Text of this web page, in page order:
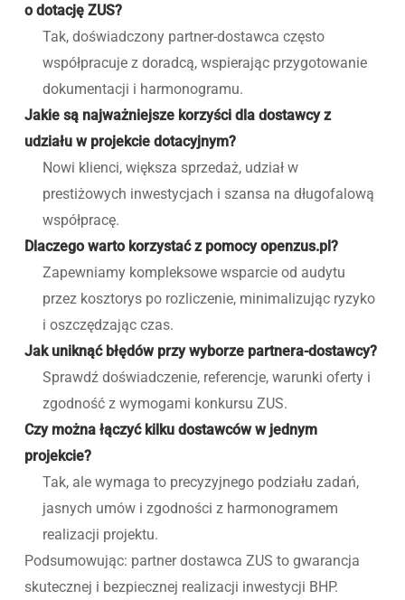
o dotację ZUS?
Tak, doświadczony partner-dostawca często
współpracuje z doradcą, wspierając przygotowanie
dokumentacji i harmonogramu.
Jakie są najważniejsze korzyści dla dostawcy z
udziału w projekcie dotacyjnym?
Nowi klienci, większa sprzedaż, udział w
prestiżowych inwestycjach i szansa na długofalową
współpracę.
Dlaczego warto korzystać z pomocy openzus.pl?
Zapewniamy kompleksowe wsparcie od audytu
przez kosztorys po rozliczenie, minimalizując ryzyko
i oszczędzając czas.
Jak uniknąć błędów przy wyborze partnera-dostawcy?
Sprawdź doświadczenie, referencje, warunki oferty i
zgodność z wymogami konkursu ZUS.
Czy można łączyć kilku dostawców w jednym
projekcie?
Tak, ale wymaga to precyzyjnego podziału zadań,
jasnych umów i zgodności z harmonogramem
realizacji projektu.
Podsumowując: partner dostawca ZUS to gwarancja
skutecznej i bezpiecznej realizacji inwestycji BHP.